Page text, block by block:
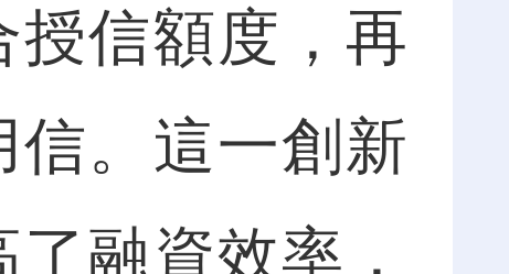
授信額度，再
。這一創新
融資效率，